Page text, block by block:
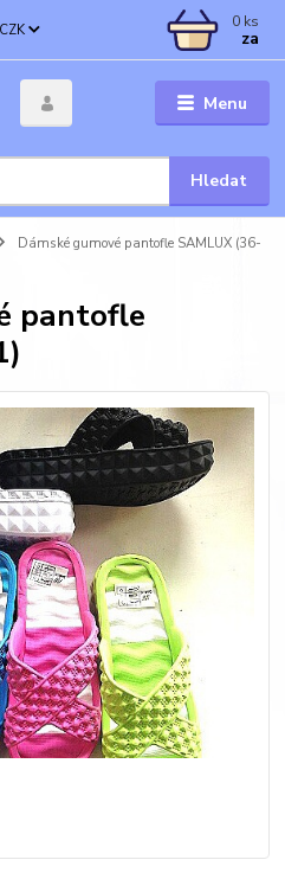
Menu
CZK
Hledat
0 ks
za
Dámské gumové pantofle SAMLUX (36-
pantofle